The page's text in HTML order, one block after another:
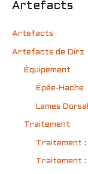
Artefacts
Artefacts
Artefacts de Dirz
Équipement
Épée-Hache
Lames
Traitement
Traitement :
Traitement :